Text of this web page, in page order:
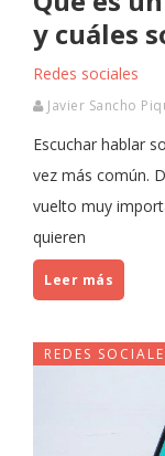
y cuáles
Redes sociales
Javier Sancho
Escuchar hablar
vez más común.
vuelto muy
quieren
Leer más
REDES